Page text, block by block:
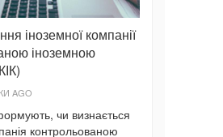
іноземної компанії
іноземною
AGO
чи визнається
контрольованою